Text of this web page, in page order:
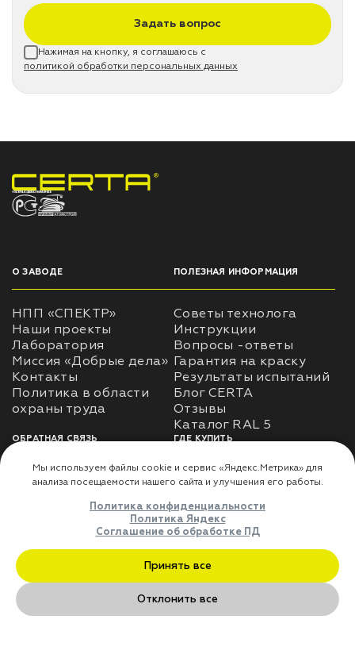
Задать вопрос
Нажимая на кнопку, я соглашаюсь с
политикой обработки персональных данных
НПП «СПЕКТР» ЗАВОД ЛАКОКРАСОЧНЫХ МАТЕРИАЛОВ
О ЗАВОДЕ
НПП «СПЕКТР»
Наши проекты
Лаборатория
Миссия «Добрые дела»
Контакты
Политика в области
ПОЛЕЗНАЯ ИНФОРМАЦИЯ
Советы технолога
Инструкции
Вопросы -ответы
Гарантия на краску
Результаты испытаний
Блог CERTA
Отзывы
Каталог RAL 5
ОБРАТНАЯ СВЯЗЬ
Использование
использования личных
Оферта
ГДЕ КУПИТЬ
Доставка
Где купить
ДЛЯ ПАРТНЁРОВ
Преимущества